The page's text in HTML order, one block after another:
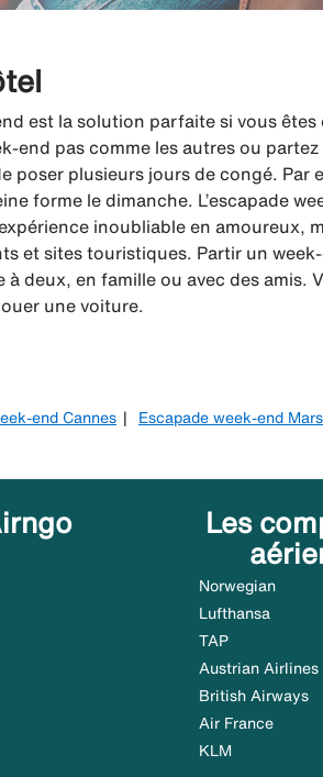
est la solution parfaite si vous êtes
end pas comme les autres ou partez
poser plusieurs jours de congé. Par
forme le dimanche. L’escapade
inoubliable en amoureux,
et sites touristiques. Partir un
deux, en famille ou avec des amis.
une voiture.
end Cannes Escapade week-end
Les
Norwegian
Lufthansa
TAP
Austrian Airlines
British Airways
Air France
KLM